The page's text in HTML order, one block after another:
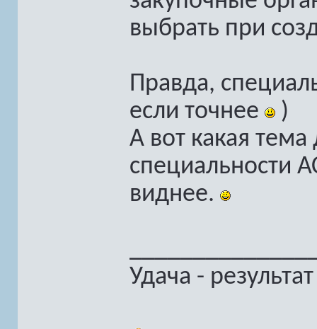
выбрать при
Правда,
если точнее
)
А вот какая
специальности
виднее.
Удача -